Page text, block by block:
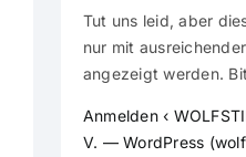
Tut uns leid, aber
nur mit
angezeigt werden.
Anmelden ‹
V. — WordPress